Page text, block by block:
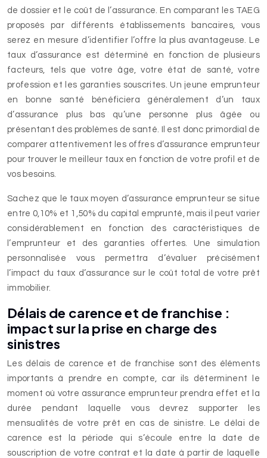
de dossier et le coût de l’assurance. En comparant les TAEG
proposés par différents établissements bancaires, vous
serez en mesure d’identifier l’offre la plus avantageuse. Le
taux d’assurance est déterminé en fonction de plusieurs
facteurs, tels que votre âge, votre état de santé, votre
profession et les garanties souscrites. Un jeune emprunteur
en bonne santé bénéficiera généralement d’un taux
d’assurance plus bas qu’une personne plus âgée ou
présentant des problèmes de santé. Il est donc primordial de
comparer attentivement les offres d’assurance emprunteur
pour trouver le meilleur taux en fonction de votre profil et de
vos besoins.
Sachez que le taux moyen d’assurance emprunteur se situe
entre 0,10% et 1,50% du capital emprunté, mais il peut varier
considérablement en fonction des caractéristiques de
l’emprunteur et des garanties offertes. Une simulation
personnalisée vous permettra d’évaluer précisément
l’impact du taux d’assurance sur le coût total de votre prêt
immobilier.
Délais de carence et de franchise :
impact sur la prise en charge des
sinistres
Les délais de carence et de franchise sont des éléments
importants à prendre en compte, car ils déterminent le
moment où votre assurance emprunteur prendra effet et la
durée pendant laquelle vous devrez supporter les
mensualités de votre prêt en cas de sinistre. Le délai de
carence est la période qui s’écoule entre la date de
souscription de votre contrat et la date à partir de laquelle